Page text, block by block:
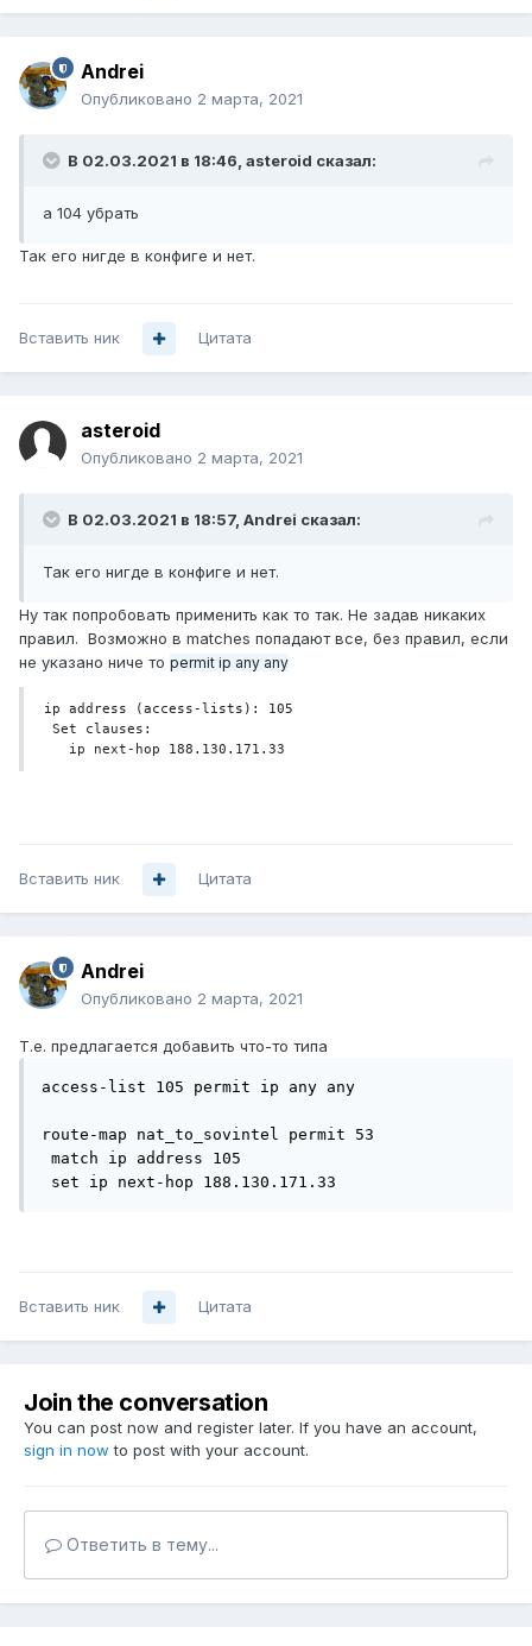
Andrei
Опубликовано 2 марта, 2021
В 02.03.2021 в 18:46, asteroid сказал:
а 104 убрать
Так его нигде в конфиге и нет.
Вставить ник Цитата
asteroid
Опубликовано 2 марта, 2021
В 02.03.2021 в 18:57, Andrei сказал:
Так его нигде в конфиге и нет.
Ну так попробовать применить как то так. Не задав никаких
правил. Возможно в matches попадают все, без правил, если
не указано ниче то permit ip any any
Set clauses:
ip next-hop 188.130.171.33
Вставить ник Цитата
Andrei
Опубликовано 2 марта, 2021
Т.е. предлагается добавить что-то типа
access-list 105 permit ip any any
route-map nat_to_sovintel permit 53
Вставить ник Цитата
Join the conversation
You can post now and register later. If you have an account,
sign in now to post with your account.
Ответить в тему...